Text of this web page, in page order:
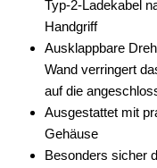
Typ-2-Ladekabel
Handgriff
Ausklappbare
Wand verringert
auf die
Ausgestattet mit
Gehäuse
Besonders sicher